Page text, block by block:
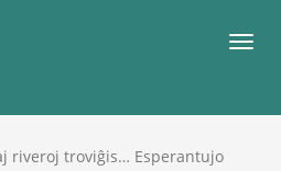
riveroj troviĝis… Esperantujo